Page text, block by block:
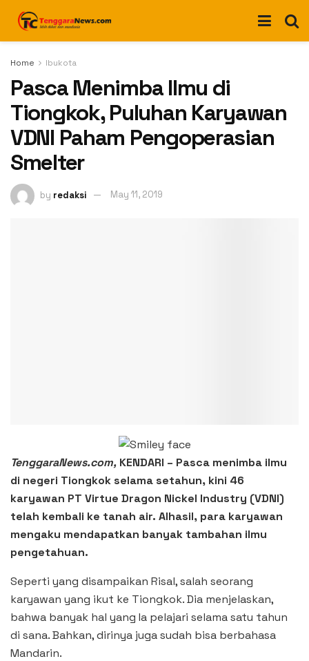
Home Ibukota
Pasca Menimba Ilmu di
Tiongkok, Puluhan Karyawan
VDNI Paham Pengoperasian
Smelter
by redaksi May 11, 2019
TenggaraNews.com, KENDARI – Pasca menimba ilmu
di negeri Tiongkok selama setahun, kini 46
karyawan PT Virtue Dragon Nickel Industry (VDNI)
telah kembali ke tanah air. Alhasil, para karyawan
mengaku mendapatkan banyak tambahan ilmu
pengetahuan.
Seperti yang disampaikan Risal, salah seorang
karyawan yang ikut ke Tiongkok. Dia menjelaskan,
bahwa banyak hal yang Ia pelajari selama satu tahun
di sana. Bahkan, dirinya juga sudah bisa berbahasa
Mandarin.